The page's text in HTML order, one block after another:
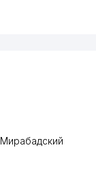
Мирабадский